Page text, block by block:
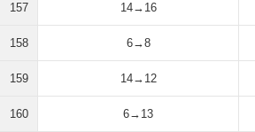
157 14→16
158 6→8
159 14→12
160 6→13